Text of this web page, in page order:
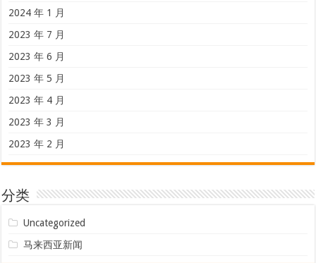
2024 年 1 月
2023 年 7 月
2023 年 6 月
2023 年 5 月
2023 年 4 月
2023 年 3 月
2023 年 2 月
分类
Uncategorized
马来西亚新闻